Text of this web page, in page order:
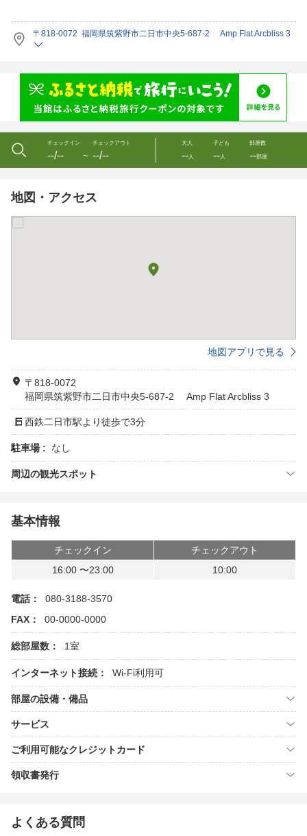
〒818-0072 福岡県筑紫野市二日市中央5-687-2 Amp Flat Arcbliss 3
チェックイン
--/-- 〜
チェックアウト
--/--
大人
--人
子ども
--人
部屋数
--部屋
地図・アクセス
地図アプリで見る
〒818-0072
福岡県筑紫野市二日市中央5-687-2 Amp Flat Arcbliss 3
西鉄二日市駅より徒歩で3分
駐車場 : なし
周辺の観光スポット
基本情報
チェックイン
チェックアウト
16:00 〜23:00
10:00
電話：
080-3188-3570
FAX：
00-0000-0000
総部屋数： 1室
インターネット接続： Wi-Fi利用可
部屋の設備・備品
サービス
ご利用可能なクレジットカード
領収書発行
よくある質問